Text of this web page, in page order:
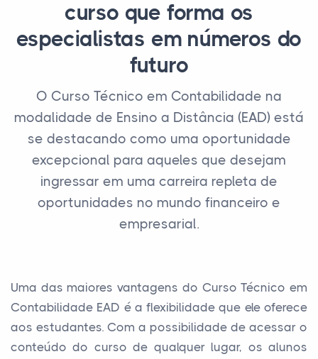
curso que forma os
especialistas em números do
futuro
O Curso Técnico em Contabilidade na
modalidade de Ensino a Distância (EAD) está
se destacando como uma oportunidade
excepcional para aqueles que desejam
ingressar em uma carreira repleta de
oportunidades no mundo financeiro e
empresarial.
Uma das maiores vantagens do Curso Técnico em
Contabilidade EAD é a flexibilidade que ele oferece
aos estudantes. Com a possibilidade de acessar o
conteúdo do curso de qualquer lugar, os alunos